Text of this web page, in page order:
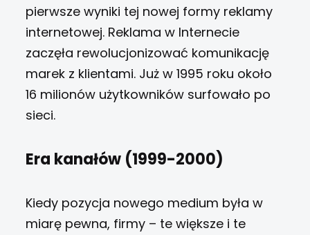
pierwsze wyniki tej nowej formy reklamy
internetowej. Reklama w Internecie
zaczęła rewolucjonizować komunikację
marek z klientami. Już w 1995 roku około
16 milionów użytkowników surfowało po
sieci.
Era kanałów (1999-2000)
Kiedy pozycja nowego medium była w
miarę pewna, firmy – te większe i te